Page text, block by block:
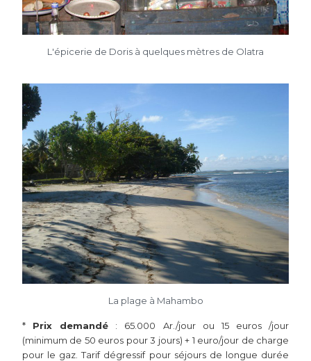
L'épicerie de Doris à quelques mètres de Olatra
La plage à Mahambo
* Prix demandé : 65.000 Ar./jour ou 15 euros /jour
(minimum de 50 euros pour 3 jours) + 1 euro/jour de charge
pour le gaz. Tarif dégressif pour séjours de longue durée